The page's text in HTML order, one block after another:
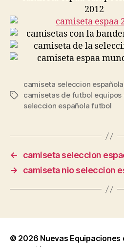
Etiquetas
camiseta seleccion
camisetas de futbol equipos
seleccion española futbol
←
camiseta seleccion
→
camiseta nio seleccion
© 2026 Nuevas Equipaciones